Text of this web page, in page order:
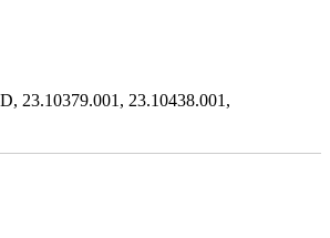
23.10379.001, 23.10438.001,